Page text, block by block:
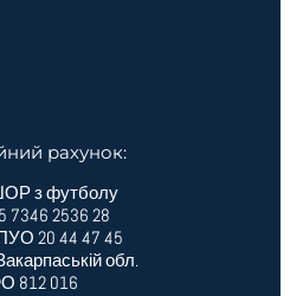
рахунок:
з футболу
7346 2536 28
20 44 47 45
обл.
812 016